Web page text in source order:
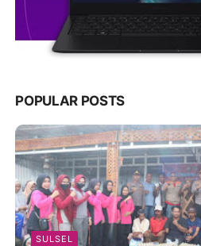
POPULAR POSTS
SULSEL